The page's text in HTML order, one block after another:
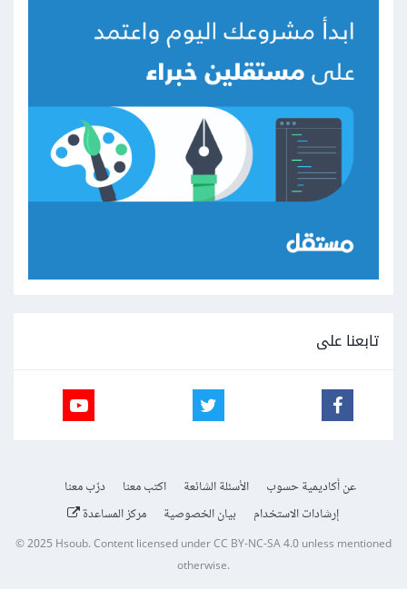
تابعنا على
عن أكاديمية حسوب الأسئلة الشائعة اكتب معنا
درّب معنا
إرشادات الاستخدام
بيان الخصوصية مركز المساعدة
© 2025Hsoub.Content licensed underCC BY-NC-SA 4.0unless mentioned
otherwise.